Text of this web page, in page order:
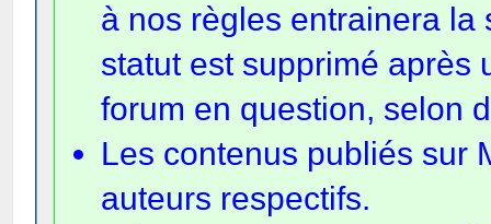
à nos règles entrainera
statut est supprimé après
forum en question, selon
Les contenus publiés sur
auteurs respectifs.